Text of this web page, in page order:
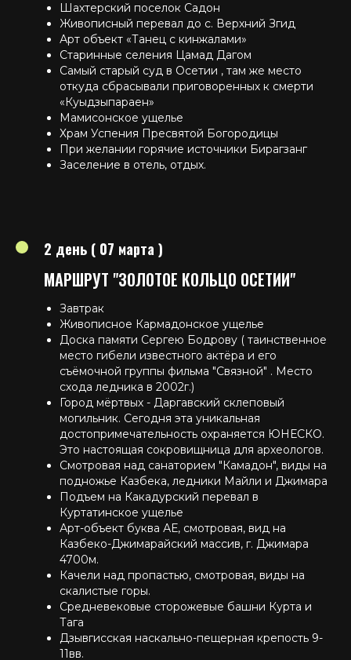
Шахтерский поселок Садон
⁠Живописный перевал до с. Верхний Згид
⁠Арт объект «Танец с кинжалами»
⁠Старинные селения Цамад Дагом
⁠Самый старый суд в Осетии , там же место
откуда сбрасывали приговоренных к смерти
«Куыдзыпараен»
⁠Мамисонское ущелье
Храм Успения Пресвятой Богородицы
При желании горячие источники Бирагзанг
Заселение в отель, отдых.
2 день ( 07 марта )
МАРШРУТ "ЗОЛОТОЕ КОЛЬЦО ОСЕТИИ"
Завтрак
Живописное Кармадонское ущелье
Доска памяти Сергею Бодрову ( таинственное
место гибели известного актёра и его
съёмочной группы фильма "Связной" . Место
схода ледника в 2002г.)
Город мёртвых - Даргавский склеповый
могильник. Сегодня эта уникальная
достопримечательность охраняется ЮНЕСКО.
Это настоящая сокровищница для археологов.
Смотровая над санаторием "Камадон", виды на
подножье Казбека, ледники Майли и Джимара
Подъем на Какадурский перевал в
Куртатинское ущелье
Арт-объект буква АЕ, смотровая, вид на
Казбеко-Джимарайский массив, г. Джимара
4700м.
Качели над пропастью, смотровая, виды на
скалистые горы.
Средневековые сторожевые башни Курта и
Тага
Дзывгисская наскально-пещерная крепость 9-
11вв.